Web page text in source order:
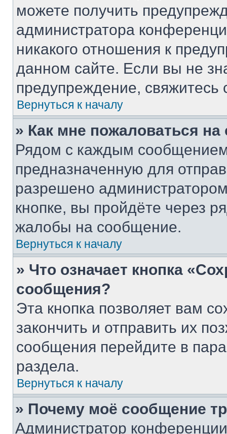
можете получить
администратора
никакого отношения к
данном сайте. Если вы не
предупреждение,
Вернуться к началу
» Как мне пожаловаться
Рядом с каждым сообщением
предназначенную для
разрешено
кнопке, вы пройдёте через
жалобы на сообщение.
Вернуться к началу
» Что означает кнопка
сообщения?
Эта кнопка позволяет вам
закончить и отправить их
сообщения перейдите в
раздела.
Вернуться к началу
» Почему моё сообщение
Администратор